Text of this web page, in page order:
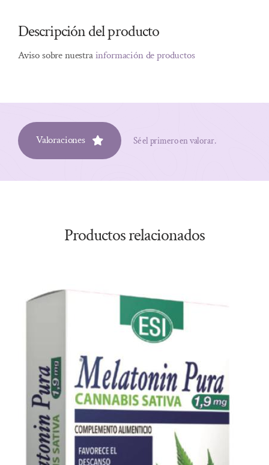
Descripción del producto
Aviso sobre nuestrainformación de productos
Valoraciones Sé el primero en valorar.
Productos relacionados